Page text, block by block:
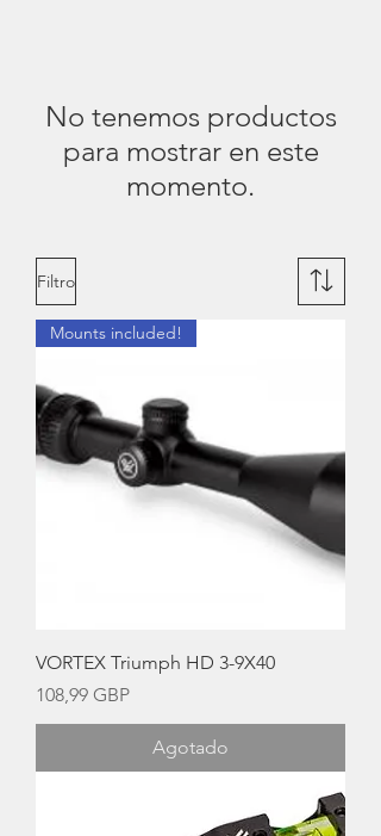
No tenemos productos
para mostrar en este
momento.
Filtro
Mounts included!
VORTEX Triumph HD 3-9X40
Precio
108,99 GBP
Agotado